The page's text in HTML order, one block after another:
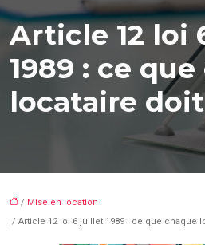
Article 12 loi
1989 : ce
locataire
/ Mise en location
/ Article 12 loi 6 juillet 1989 : ce que chaque